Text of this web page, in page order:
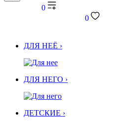
0
0
ДЛЯ НЕЁ ›
ДЛЯ НЕГО ›
ДЕТСКИЕ ›